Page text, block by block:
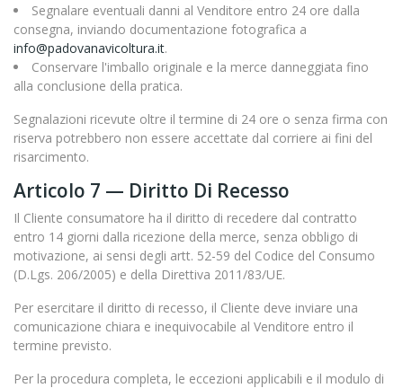
Segnalare eventuali danni al Venditore entro 24 ore dalla
consegna, inviando documentazione fotografica a
info@padovanavicoltura.it.
Conservare l'imballo originale e la merce danneggiata fino
alla conclusione della pratica.
Segnalazioni ricevute oltre il termine di 24 ore o senza firma con
riserva potrebbero non essere accettate dal corriere ai fini del
risarcimento.
Articolo 7 — Diritto Di Recesso
Il Cliente consumatore ha il diritto di recedere dal contratto
entro 14 giorni dalla ricezione della merce, senza obbligo di
motivazione, ai sensi degli artt. 52-59 del Codice del Consumo
(D.Lgs. 206/2005) e della Direttiva 2011/83/UE.
Per esercitare il diritto di recesso, il Cliente deve inviare una
comunicazione chiara e inequivocabile al Venditore entro il
termine previsto.
Per la procedura completa, le eccezioni applicabili e il modulo di